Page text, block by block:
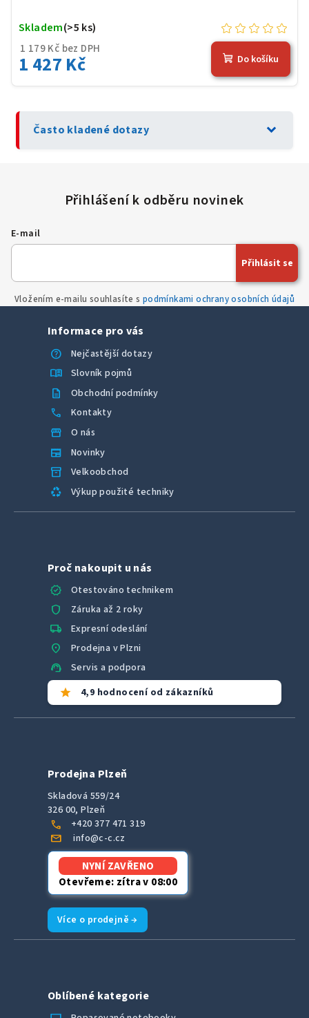
1 179 Kč bez DPH
1 427 Kč
Skladem(>5 ks)
Do košíku
Často kladené dotazy expand_more
E-mail
Vložením e-mailu souhlasíte s podmínkami ochrany osobních údajů
Přihlásit se
Informace pro vás
help
Nejčastější dotazy
menu_book Slovník pojmů
description Obchodní podmínky
call Kontakty
storefront O nás
newspaper Novinky
inventory_2 Velkoobchod
recycling Výkup použité techniky
Proč nakoupit u nás
verified
Otestováno technikem
shield Záruka až 2 roky
local_shipping Expresní odeslání
location_on Prodejna v Plzni
support_agent Servis a podpora
star 4,9 hodnocení od zákazníků
Prodejna Plzeň
Skladová 559/24
326 00, Plzeň
call +420 377 471 319
mail info@c-c.cz
NYNÍ ZAVŘENO
Otevřeme: zítra v 08:00
Více o prodejně →
Oblíbené kategorie